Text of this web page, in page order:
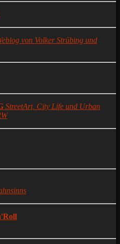
von Volker Strübing und
StreetArt, City Life und Urban